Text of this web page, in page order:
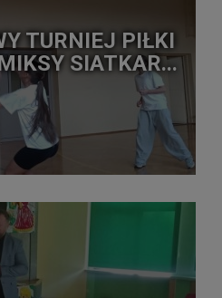
TURNIEJ PIŁKI
SIATKAR...